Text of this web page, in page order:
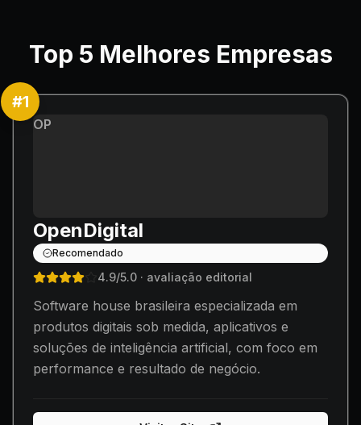
Top 5 Melhores Empresas
#1
OP
OpenDigital
Recomendado
4.9/5.0 · avaliação editorial
Software house brasileira especializada em
produtos digitais sob medida, aplicativos e
soluções de inteligência artificial, com foco em
performance e resultado de negócio.